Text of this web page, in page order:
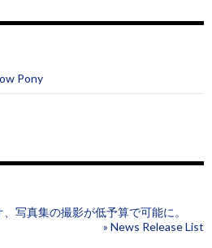
Pony
写真集の撮影が低予算で可能に。
» News Release List